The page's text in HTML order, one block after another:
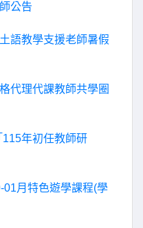
公告
語教學支援老師暑假
代理代課教師共學圈
年初任教師研
01月特色遊學課程(學